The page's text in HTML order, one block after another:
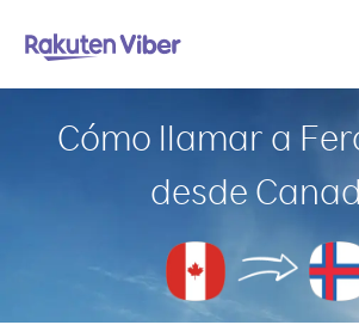
Cómo llamar a
desde